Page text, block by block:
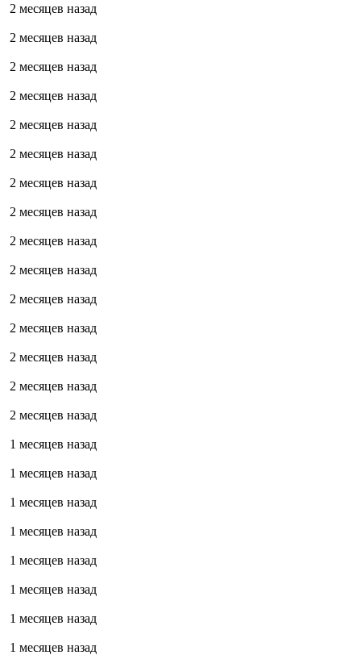
2 месяцев назад
2 месяцев назад
2 месяцев назад
2 месяцев назад
2 месяцев назад
2 месяцев назад
2 месяцев назад
2 месяцев назад
2 месяцев назад
2 месяцев назад
2 месяцев назад
2 месяцев назад
2 месяцев назад
2 месяцев назад
2 месяцев назад
1 месяцев назад
1 месяцев назад
1 месяцев назад
1 месяцев назад
1 месяцев назад
1 месяцев назад
1 месяцев назад
1 месяцев назад